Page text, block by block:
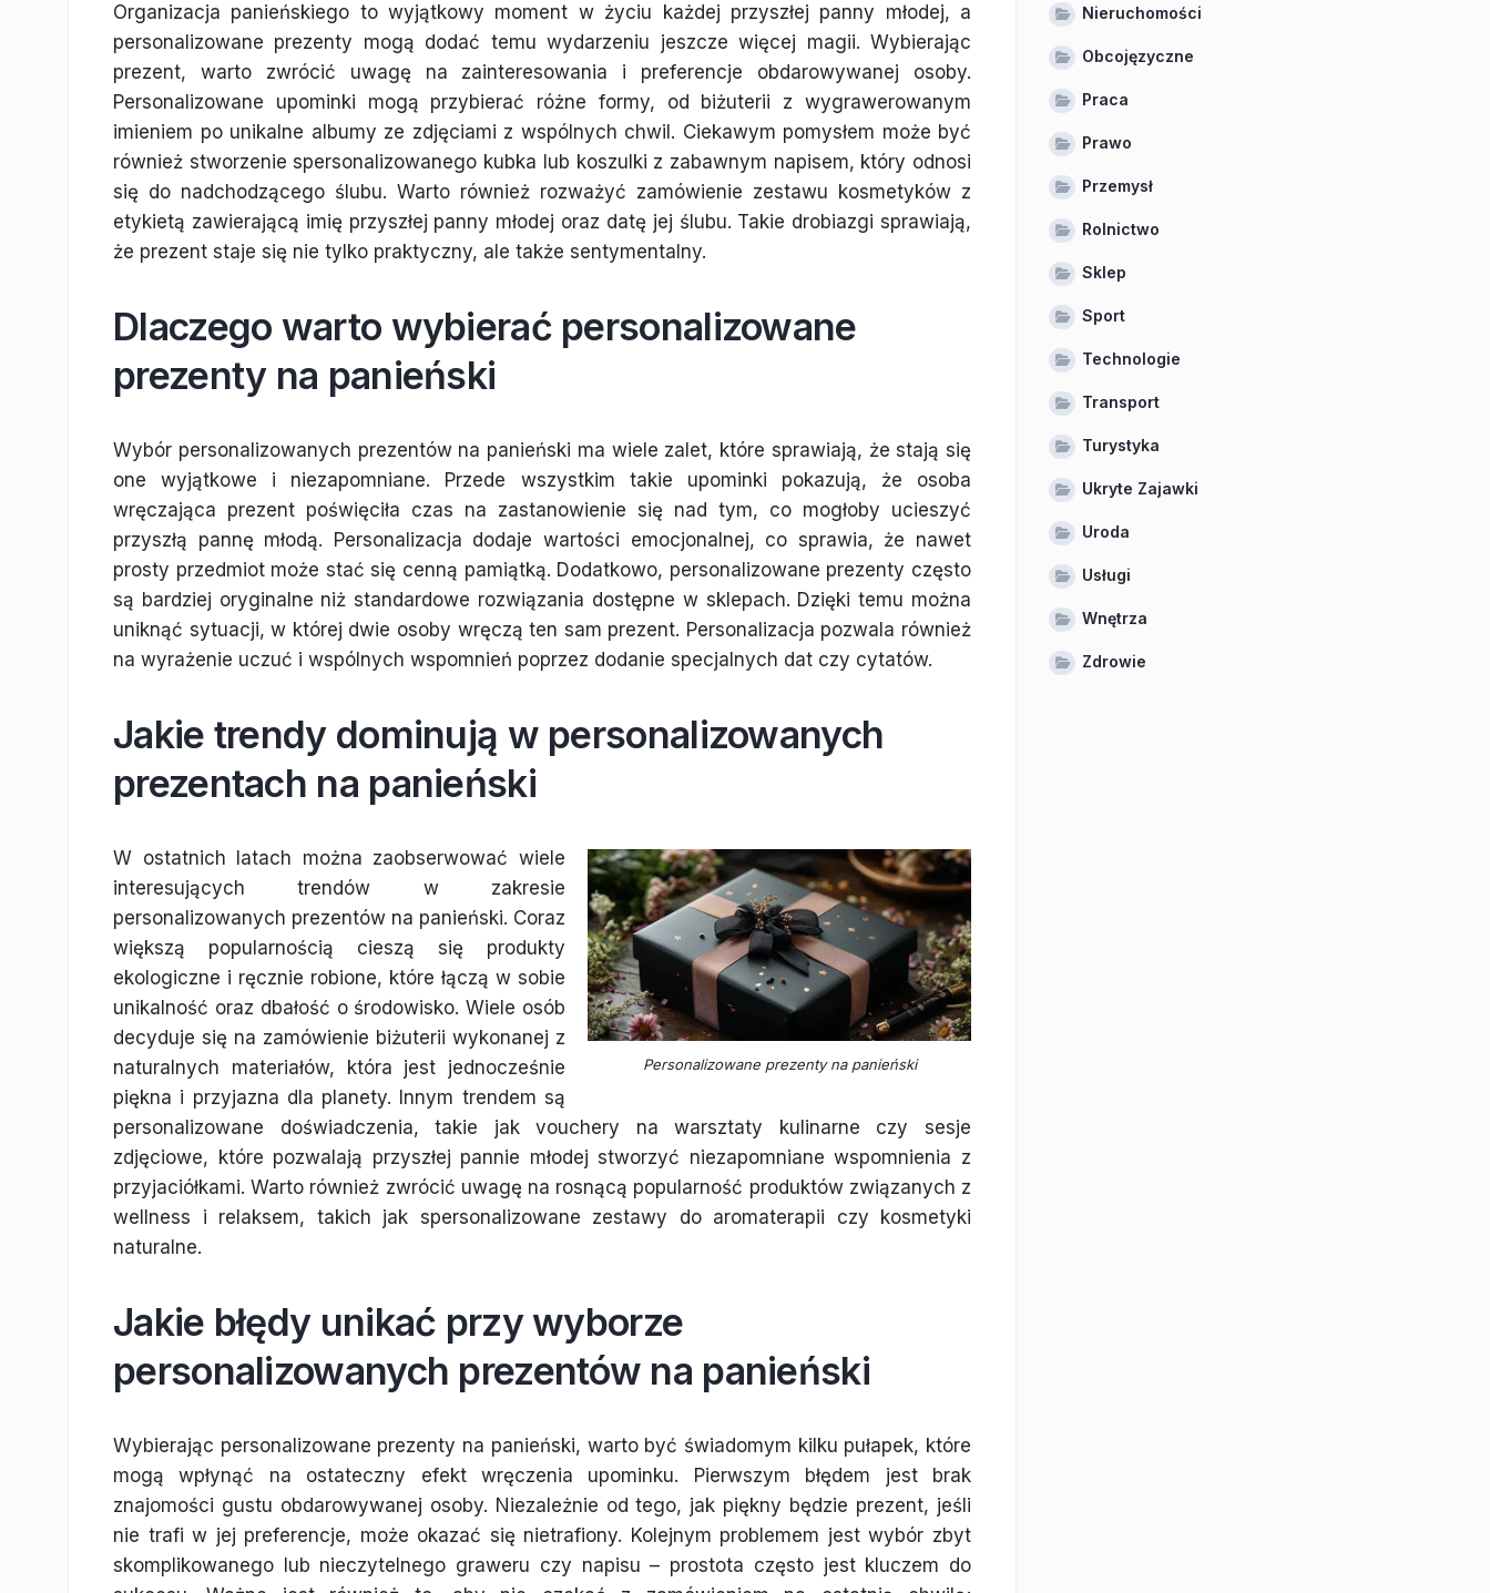
Organizacja panieńskiego to wyjątkowy moment w życiu każdej przyszłej panny młodej, a
personalizowane prezenty mogą dodać temu wydarzeniu jeszcze więcej magii. Wybierając
prezent, warto zwrócić uwagę na zainteresowania i preferencje obdarowywanej osoby.
Personalizowane upominki mogą przybierać różne formy, od biżuterii z wygrawerowanym
imieniem po unikalne albumy ze zdjęciami z wspólnych chwil. Ciekawym pomysłem może być
również stworzenie spersonalizowanego kubka lub koszulki z zabawnym napisem, który odnosi
się do nadchodzącego ślubu. Warto również rozważyć zamówienie zestawu kosmetyków z
etykietą zawierającą imię przyszłej panny młodej oraz datę jej ślubu. Takie drobiazgi sprawiają,
że prezent staje się nie tylko praktyczny, ale także sentymentalny.
Dlaczego warto wybierać personalizowane
prezenty na panieński
Wybór personalizowanych prezentów na panieński ma wiele zalet, które sprawiają, że stają się
one wyjątkowe i niezapomniane. Przede wszystkim takie upominki pokazują, że osoba
wręczająca prezent poświęciła czas na zastanowienie się nad tym, co mogłoby ucieszyć
przyszłą pannę młodą. Personalizacja dodaje wartości emocjonalnej, co sprawia, że nawet
prosty przedmiot może stać się cenną pamiątką. Dodatkowo, personalizowane prezenty często
są bardziej oryginalne niż standardowe rozwiązania dostępne w sklepach. Dzięki temu można
uniknąć sytuacji, w której dwie osoby wręczą ten sam prezent. Personalizacja pozwala również
na wyrażenie uczuć i wspólnych wspomnień poprzez dodanie specjalnych dat czy cytatów.
Jakie trendy dominują w personalizowanych
prezentach na panieński
Personalizowane prezenty na panieński
W ostatnich latach można zaobserwować wiele
interesujących trendów w zakresie
personalizowanych prezentów na panieński. Coraz
większą popularnością cieszą się produkty
ekologiczne i ręcznie robione, które łączą w sobie
unikalność oraz dbałość o środowisko. Wiele osób
decyduje się na zamówienie biżuterii wykonanej z
naturalnych materiałów, która jest jednocześnie
piękna i przyjazna dla planety. Innym trendem są
personalizowane doświadczenia, takie jak vouchery na warsztaty kulinarne czy sesje
zdjęciowe, które pozwalają przyszłej pannie młodej stworzyć niezapomniane wspomnienia z
przyjaciółkami. Warto również zwrócić uwagę na rosnącą popularność produktów związanych z
wellness i relaksem, takich jak spersonalizowane zestawy do aromaterapii czy kosmetyki
naturalne.
Jakie błędy unikać przy wyborze
personalizowanych prezentów na panieński
Wybierając personalizowane prezenty na panieński, warto być świadomym kilku pułapek, które
mogą wpłynąć na ostateczny efekt wręczenia upominku. Pierwszym błędem jest brak
znajomości gustu obdarowywanej osoby. Niezależnie od tego, jak piękny będzie prezent, jeśli
nie trafi w jej preferencje, może okazać się nietrafiony. Kolejnym problemem jest wybór zbyt
skomplikowanego lub nieczytelnego graweru czy napisu – prostota często jest kluczem do
Nieruchomości
Obcojęzyczne
Praca
Prawo
Przemysł
Rolnictwo
Sklep
Sport
Technologie
Transport
Turystyka
Ukryte Zajawki
Uroda
Usługi
Wnętrza
Zdrowie